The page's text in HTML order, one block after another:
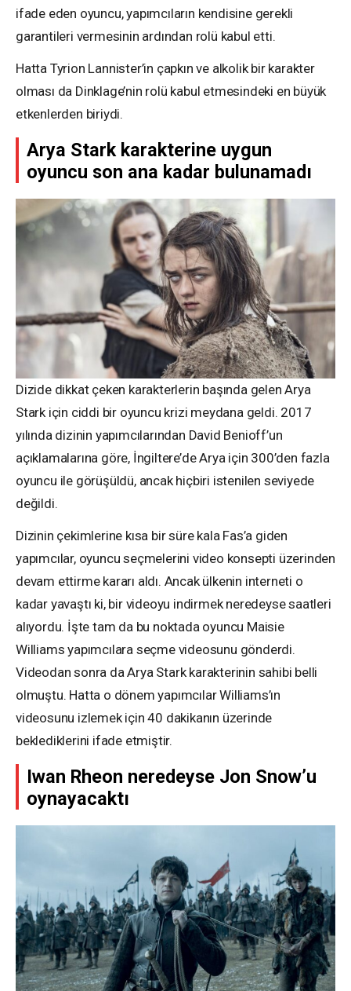
ifade eden oyuncu, yapımcıların kendisine gerekli
garantileri vermesinin ardından rolü kabul etti.
Hatta Tyrion Lannister’in çapkın ve alkolik bir karakter
olması da Dinklage’nin rolü kabul etmesindeki en büyük
etkenlerden biriydi.
Arya Stark karakterine uygun
oyuncu son ana kadar bulunamadı
Dizide dikkat çeken karakterlerin başında gelen Arya
Stark için ciddi bir oyuncu krizi meydana geldi. 2017
yılında dizinin yapımcılarından David Benioff’un
açıklamalarına göre, İngiltere’de Arya için 300’den fazla
oyuncu ile görüşüldü, ancak hiçbiri istenilen seviyede
değildi.
Dizinin çekimlerine kısa bir süre kala Fas’a giden
yapımcılar, oyuncu seçmelerini video konsepti üzerinden
devam ettirme kararı aldı. Ancak ülkenin interneti o
kadar yavaştı ki, bir videoyu indirmek neredeyse saatleri
alıyordu. İşte tam da bu noktada oyuncu Maisie
Williams yapımcılara seçme videosunu gönderdi.
Videodan sonra da Arya Stark karakterinin sahibi belli
olmuştu. Hatta o dönem yapımcılar Williams’ın
videosunu izlemek için 40 dakikanın üzerinde
beklediklerini ifade etmiştir.
Iwan Rheon neredeyse Jon Snow’u
oynayacaktı